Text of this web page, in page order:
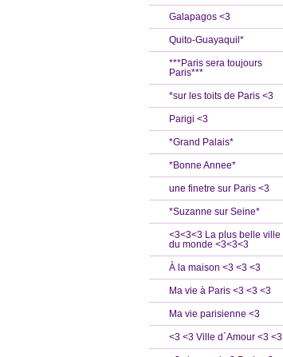
Galapagos <3
Quito-Guayaquil*
***Paris sera toujours
Paris***
*sur les toits de Paris <3
Parigi <3
*Grand Palais*
*Bonne Annee*
une finetre sur Paris <3
*Suzanne sur Seine*
<3<3<3 La plus belle ville
du monde <3<3<3
À la maison <3 <3 <3
Ma vie à Paris <3 <3 <3
Ma vie parisienne <3
<3 <3 Ville d`Amour <3 <3